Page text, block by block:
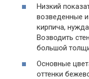
Низкий
возведенные
кирпича,
Возводить
большой
Основные
оттенки